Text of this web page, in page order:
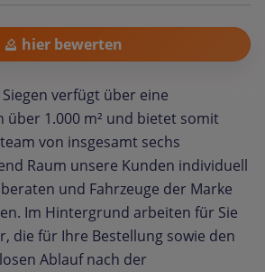
hier bewerten
verfügt über eine
über 1.000 m² und bietet somit
von insgesamt sechs
Raum unsere Kunden individuell
und Fahrzeuge der Marke
Im Hintergrund arbeiten für Sie
die für Ihre Bestellung sowie den
Ablauf nach der